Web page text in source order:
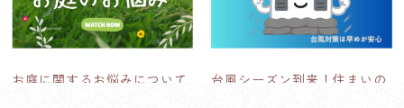
お庭に関するお悩みについて
台風シーズン到来！住まいの